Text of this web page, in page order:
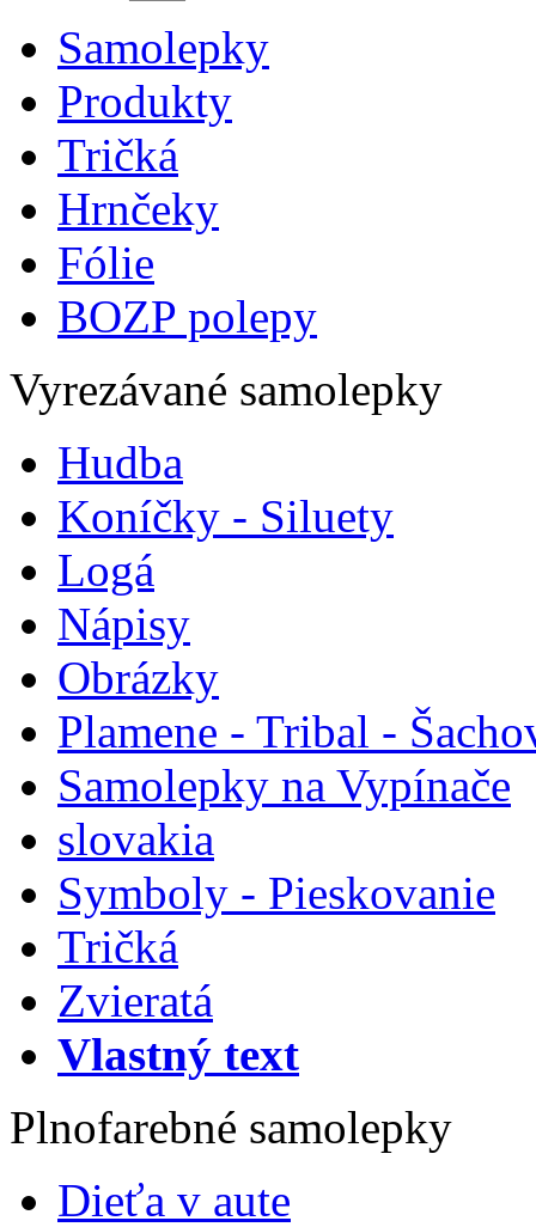
Samolepky
Produkty
Tričká
Hrnčeky
Fólie
BOZP polepy
Vyrezávané samolepky
Hudba
Koníčky - Siluety
Logá
Nápisy
Obrázky
Plamene - Tribal -
Samolepky na Vypínače
slovakia
Symboly - Pieskovanie
Tričká
Zvieratá
Vlastný text
Plnofarebné samolepky
Dieťa v aute